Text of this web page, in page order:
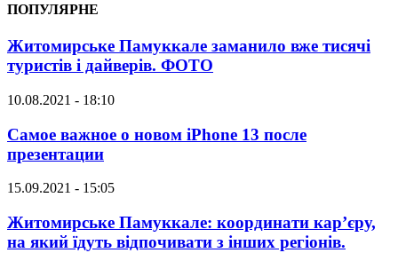
ПОПУЛЯРНЕ
Житомирське Памуккале заманило вже тисячі
туристів і дайверів. ФОТО
10.08.2021 - 18:10
Самое важное о новом iPhone 13 после
презентации
15.09.2021 - 15:05
Житомирське Памуккале: координати кар’єру,
на який їдуть відпочивати з інших регіонів.